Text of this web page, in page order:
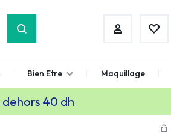
Bien Etre Maquillage
dehors 40 dh